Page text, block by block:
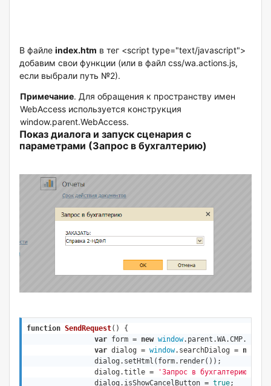
В файле index.htm в тег <script type="text/javascript">
добавим свои функции (или в файл css/wa.actions.js,
если выбрали путь №2).
Примечание. Для обращения к пространству имен
WebAccess используется конструкция
window.parent.WebAccess.
Показ диалога и запуск сценария с
параметрами (Запрос в бухгалтерию)
function SendRequest( ) {
var form = new window
var dialog = window.searchDialog = new
		dialog.title =
'Запрос в бухгалтерию'
		dialog.isShowCancelButton =
true;